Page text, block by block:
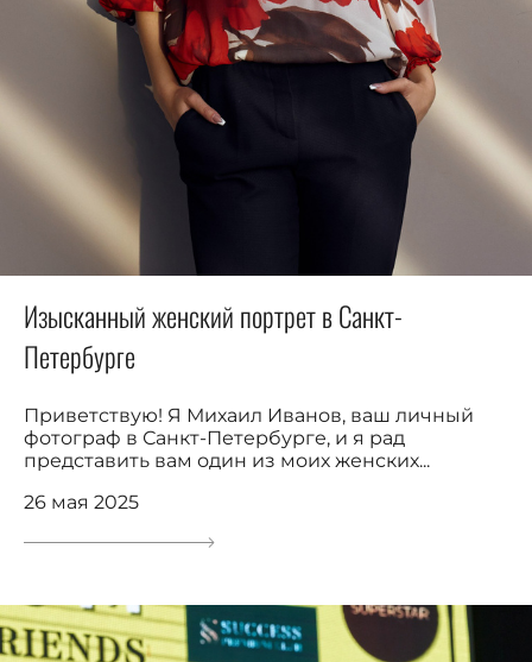
Изысканный женский портрет в Санкт-
Петербурге
Приветствую! Я Михаил Иванов, ваш личный
фотограф в Санкт-Петербурге, и я рад
представить вам один из моих женских...
26 мая 2025